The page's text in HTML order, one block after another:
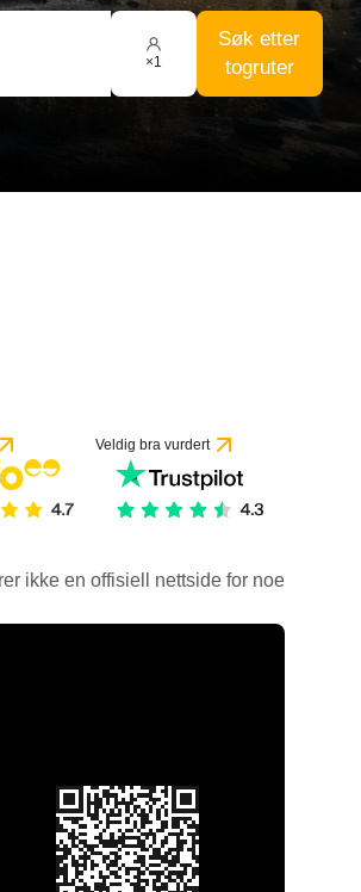
×1
Søk etter
togruter
Veldig bra vurdert
ikke en offisiell nettside for noe